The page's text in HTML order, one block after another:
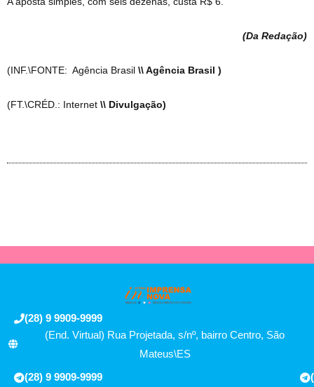
(Da Redação)
(INF.\FONTE: Agência Brasil \\ Agência Brasil )
(FT.\CRÉD.: Internet \\ Divulgação)
(28) 9 9909-9999
(End. Virtual) Rua Projetada, s/nº, bairro Centro, São
Mateus\ES
(28) 9 9909-9999